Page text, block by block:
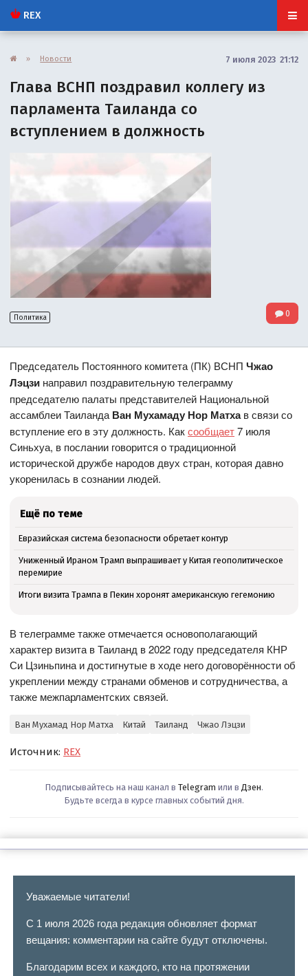
REX
» Новости 7 июля 2023 21:12
Глава ВСНП поздравил коллегу из
парламента Таиланда со
вступлением в должность
Политика 0
Председатель Постоянного комитета (ПК) ВСНПЧжао
Лэцзи направил поздравительную телеграмму
председателю палаты представителей Национальной
ассамблеи ТаиландаВан Мухамаду Нор Матхав связи со
вступление его в эту должность. Каксообщает7 июля
Синьхуа, в послании говорится о традиционной
исторической дружбе народов двух стран, которая давно
укоренилась в сознании людей.
Ещё по теме
Евразийская система безопасности обретает контур
Униженный Ираном Трамп выпрашивает у Китая геополитическое
перемирие
Итоги визита Трампа в Пекин хоронят американскую гегемонию
В телеграмме также отмечается основополагающий
характер визита в Таиланд в 2022 году председателя КНР
Си Цзиньпина и достигнутые в ходе него договорённости об
укреплении между странами обменов и сотрудничества, а
также межпарламентских связей.
Ван Мухамад Нор Матха Китай Таиланд Чжао Лэцзи
Источник: REX
Подписывайтесь на наш канал в Telegram или в Дзен.
Будьте всегда в курсе главных событий дня.
Уважаемые читатели!
С 1 июля 2026 года редакция обновляет формат
вещания: комментарии на сайте будут отключены.
Благодарим всех и каждого, кто на протяжении